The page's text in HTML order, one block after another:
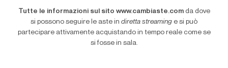
Tutte le informazioni sul sito www.cambiaste.comda dove
si possono seguire le aste in diretta streaming e si può
partecipare attivamente acquistando in tempo reale come se
si fosse in sala.